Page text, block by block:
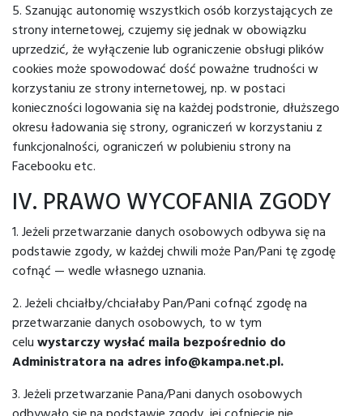
5. Szanując autonomię wszystkich osób korzystających ze
strony internetowej, czujemy się jednak w obowiązku
uprzedzić, że wyłączenie lub ograniczenie obsługi plików
cookies może spowodować dość poważne trudności w
korzystaniu ze strony internetowej, np. w postaci
konieczności logowania się na każdej podstronie, dłuższego
okresu ładowania się strony, ograniczeń w korzystaniu z
funkcjonalności, ograniczeń w polubieniu strony na
Facebooku etc.
IV. PRAWO WYCOFANIA ZGODY
1. Jeżeli przetwarzanie danych osobowych odbywa się na
podstawie zgody, w każdej chwili może Pan/Pani tę zgodę
cofnąć — wedle własnego uznania.
2. Jeżeli chciałby/chciałaby Pan/Pani cofnąć zgodę na
przetwarzanie danych osobowych, to w tym
celuwystarczy wysłać maila bezpośrednio do
Administratora na adres info@kampa.net.pl.
3. Jeżeli przetwarzanie Pana/Pani danych osobowych